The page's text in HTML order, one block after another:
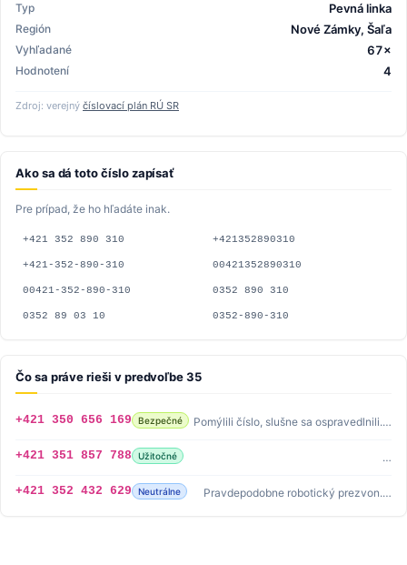
Typ Pevná linka
Región Nové Zámky, Šaľa
Vyhľadané 67×
Hodnotení 4
Zdroj: verejný číslovací plán RÚ SR
Ako sa dá toto číslo zapísať
Pre prípad, že ho hľadáte inak.
+421 352 890 310 +421352890310
+421-352-890-310 00421352890310
00421-352-890-310 0352 890 310
0352 89 03 10 0352-890-310
Čo sa práve rieši v predvoľbe 35
+421 350 656 169 Bezpečné Pomýlili číslo, slušne sa ospravedlnili.…
+421 351 857 788 Užitočné …
+421 352 432 629 Neutrálne Pravdepodobne robotický prezvon.…